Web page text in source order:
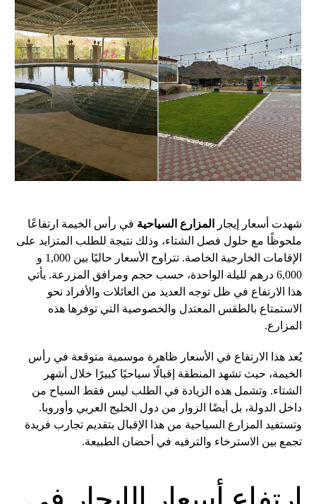
شهدت أسعار إيجار المزارع السياحية في رأس الخيمة ارتفاعًا
ملحوظًا مع حلول فصل الشتاء، وذلك نتيجة للطلب المتزايد على
الإقامات الخارجية الخاصة. تتراوح الأسعار حاليًا بين 1,000 و
6,000 درهم لليلة الواحدة، حسب حجم ومرافق المزرعة. يأتي
هذا الارتفاع في ظل توجه العديد من العائلات والأفراد نحو
الاستمتاع بالطقس المعتدل والخصوصية التي توفرها هذه
المزارع.
يُعد هذا الارتفاع في الأسعار ظاهرة موسمية متوقعة في رأس
الخيمة، حيث تشهد المنطقة إقبالًا سياحيًا كبيرًا خلال أشهر
الشتاء. وتشمل هذه الزيادة في الطلب ليس فقط السياح من
داخل الدولة، بل أيضًا الزوار من دول الخليج العربي وأوروبا.
وتستفيد المزارع السياحية من هذا الإقبال بتقديم تجارب فريدة
تجمع بين الاسترخاء والترفيه في أحضان الطبيعة.